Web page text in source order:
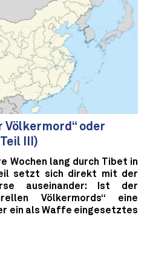
oder
III)
Wochen lang durch Tibet in
setzt sich direkt mit der
auseinander: Ist der
Völkermords“ eine
ein als Waffe eingesetztes